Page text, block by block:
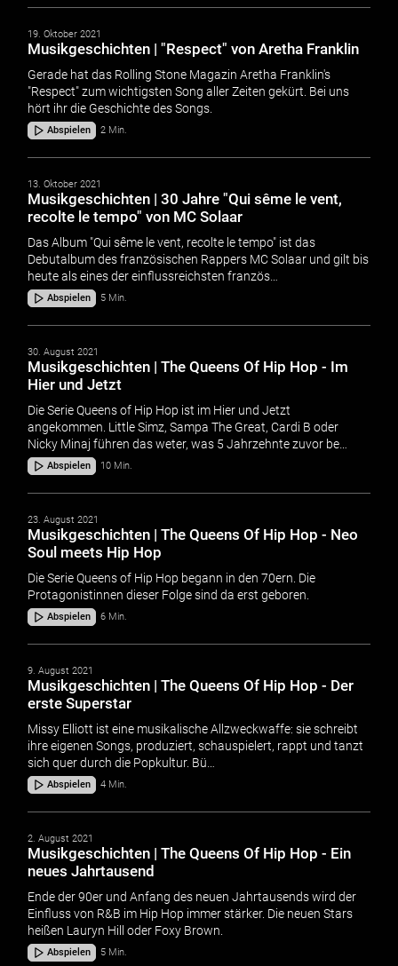
19. Oktober 2021
Musikgeschichten | "Respect" von Aretha Franklin
Gerade hat das Rolling Stone Magazin Aretha Franklin's
"Respect" zum wichtigsten Song aller Zeiten gekürt. Bei uns
hört ihr die Geschichte des Songs.
Abspielen 2 Min.
13. Oktober 2021
Musikgeschichten | 30 Jahre "Qui sême le vent,
recolte le tempo" von MC Solaar
Das Album "Qui sême le vent, recolte le tempo" ist das
Debutalbum des französischen Rappers MC Solaar und gilt bis
heute als eines der einflussreichsten französ…
Abspielen 5 Min.
30. August 2021
Musikgeschichten | The Queens Of Hip Hop - Im
Hier und Jetzt
Die Serie Queens of Hip Hop ist im Hier und Jetzt
angekommen. Little Simz, Sampa The Great, Cardi B oder
Nicky Minaj führen das weter, was 5 Jahrzehnte zuvor be…
Abspielen 10 Min.
23. August 2021
Musikgeschichten | The Queens Of Hip Hop - Neo
Soul meets Hip Hop
Die Serie Queens of Hip Hop begann in den 70ern. Die
Protagonistinnen dieser Folge sind da erst geboren.
Abspielen 6 Min.
9. August 2021
Musikgeschichten | The Queens Of Hip Hop - Der
erste Superstar
Missy Elliott ist eine musikalische Allzweckwaffe: sie schreibt
ihre eigenen Songs, produziert, schauspielert, rappt und tanzt
sich quer durch die Popkultur. Bü…
Abspielen 4 Min.
2. August 2021
Musikgeschichten | The Queens Of Hip Hop - Ein
neues Jahrtausend
Ende der 90er und Anfang des neuen Jahrtausends wird der
Einfluss von R&B im Hip Hop immer stärker. Die neuen Stars
heißen Lauryn Hill oder Foxy Brown.
Abspielen 5 Min.